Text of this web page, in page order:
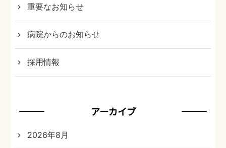
重要なお知らせ
病院からのお知らせ
採用情報
アーカイブ
2026年8月